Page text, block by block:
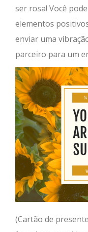
ser rosa! Você
elementos
enviar uma
parceiro para um
(Cartão de